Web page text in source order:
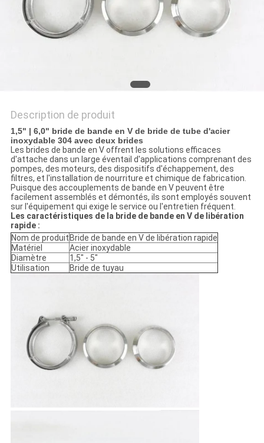
SITE
Description de produit
1,5" | 6,0" bride de bande en V de bride de tube d'acier
inoxydable 304 avec deux brides
Les brides de bande en V offrent les solutions efficaces
d'attache dans un large éventail d'applications comprenant des
pompes, des moteurs, des dispositifs d'échappement, des
filtres, et l'installation de nourriture et chimique de fabrication.
Puisque des accouplements de bande en V peuvent être
facilement assemblés et démontés, ils sont employés souvent
sur l'équipement qui exige le service ou l'entretien fréquent.
Les caractéristiques de la bride de bande en V de libération
rapide :
Nom de produit Bride de bande en V de libération rapide
Matériel
Acier inoxydable
Diamètre
1,5" - 5"
Utilisation
Bride de tuyau